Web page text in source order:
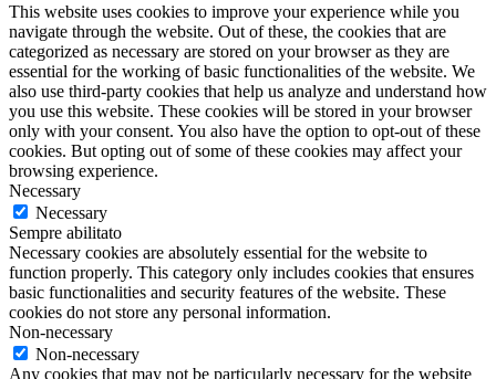
This website uses cookies to improve your experience while you
navigate through the website. Out of these, the cookies that are
categorized as necessary are stored on your browser as they are
essential for the working of basic functionalities of the website. We
also use third-party cookies that help us analyze and understand how
you use this website. These cookies will be stored in your browser
only with your consent. You also have the option to opt-out of these
cookies. But opting out of some of these cookies may affect your
browsing experience.
Necessary
Necessary
Sempre abilitato
Necessary cookies are absolutely essential for the website to
function properly. This category only includes cookies that ensures
basic functionalities and security features of the website. These
cookies do not store any personal information.
Non-necessary
Non-necessary
Any cookies that may not be particularly necessary for the website